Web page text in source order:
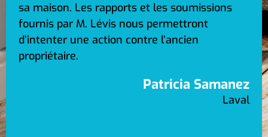
sa maison. Les rapports et les soumissions
fournis par M. Lévis nous permettront
d’intenter une action contre l’ancien
propriétaire.
Patricia Samanez
Laval